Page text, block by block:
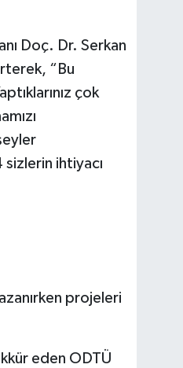
Doç. Dr. Serkan
“Bu
çok
sizlerin ihtiyacı
projeleri
eden ODTÜ